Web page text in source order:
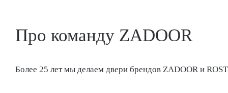
Про команду ZADOOR
Более 25 лет мы делаем двери брендов ZADOOR и